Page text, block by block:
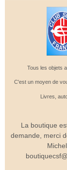
Tous les objets
C'est un moyen de
Livres,
La boutique
demande, merci